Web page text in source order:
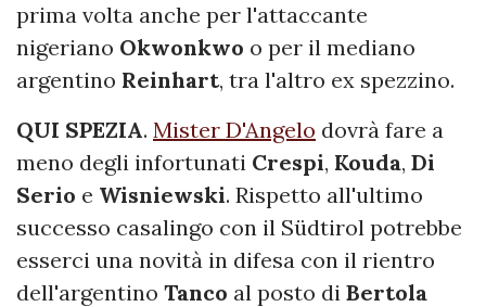
prima volta anche per l'attaccante
nigeriano Okwonkwo o per il mediano
argentino Reinhart, tra l'altro ex spezzino.
QUI SPEZIA. Mister D'Angelo dovrà fare a
meno degli infortunati Crespi, Kouda, Di
Serio e Wisniewski. Rispetto all'ultimo
successo casalingo con il Südtirol potrebbe
esserci una novità in difesa con il rientro
dell'argentino Tanco al posto di Bertola